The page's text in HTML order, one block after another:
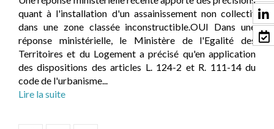
quant à l'installation d'un assainissement non collectif
dans une zone classée inconstructible.OUI Dans une
réponse ministérielle, le Ministère de l'Egalité des
Territoires et du Logement a précisé qu'en application
des dispositions des articles L. 124-2 et R. 111-14 du
code de l'urbanisme...
Lire la suite